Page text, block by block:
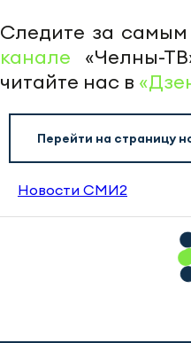
Следите за
канале «Челны-
читайте нас в
Перейти на страницу
Новости СМИ2